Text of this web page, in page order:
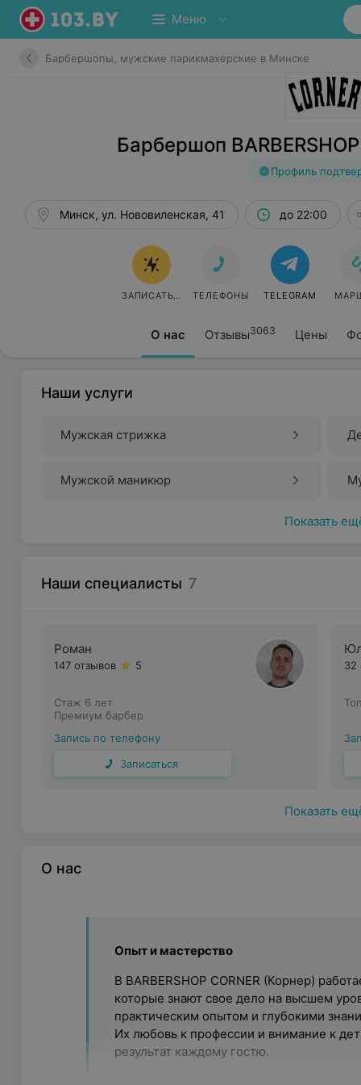
Меню
Барбершопы, мужские парикмахерские в Минске
Барбершоп
Профиль
О нас Отзывы3063 Цены
Минск, ул. Нововиленская, 41 до 22:00
ЗАПИСАТЬСЯ ТЕЛЕФОНЫ TELEGRAM
Наши услуги
Мужская стрижка
Мужской маникюр
Показать
Наши специалисты 7
Роман
147 отзывов 5
Стаж 6 лет
Премиум барбер
Запись по телефону
Записаться
32
Показать
О нас
Опыт и мастерство
В BARBERSHOP CORNER (Корнер)
которые знают свое дело на высшем
практическим опытом и глубокими
Их любовь к профессии и внимание к
результат каждому гостю.